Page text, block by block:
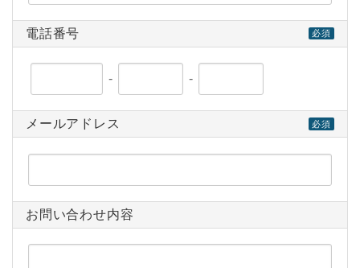
電話番号 必須
- -
メールアドレス 必須
お問い合わせ内容